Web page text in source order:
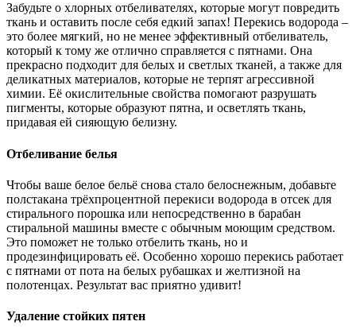
Забудьте о хлорных отбеливателях, которые могут повредить
ткань и оставить после себя едкий запах! Перекись водорода –
это более мягкий, но не менее эффективный отбеливатель,
который к тому же отлично справляется с пятнами. Она
прекрасно подходит для белых и светлых тканей, а также для
деликатных материалов, которые не терпят агрессивной
химии. Её окислительные свойства помогают разрушать
пигменты, которые образуют пятна, и осветлять ткань,
придавая ей сияющую белизну.
Отбеливание белья
Чтобы ваше белое бельё снова стало белоснежным, добавьте
полстакана трёхпроцентной перекиси водорода в отсек для
стирального порошка или непосредственно в барабан
стиральной машины вместе с обычным моющим средством.
Это поможет не только отбелить ткань, но и
продезинфицировать её. Особенно хорошо перекись работает
с пятнами от пота на белых рубашках и желтизной на
полотенцах. Результат вас приятно удивит!
Удаление стойких пятен